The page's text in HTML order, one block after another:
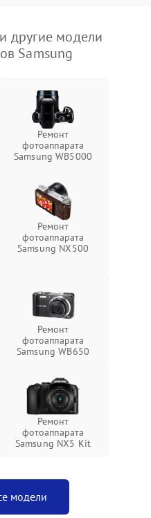
другие модели
Samsung
Ремонт
фотоаппарата
Samsung WB5000
Ремонт
фотоаппарата
Samsung NX500
Ремонт
фотоаппарата
Samsung WB650
Ремонт
фотоаппарата
Samsung NX5 Kit
модели